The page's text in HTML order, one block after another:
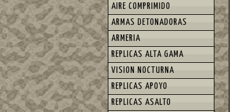
AIRE COMPRIMIDO
ARMAS DETONADORAS
ARMERIA
REPLICAS ALTA GAMA
VISION NOCTURNA
REPLICAS APOYO
REPLICAS ASALTO